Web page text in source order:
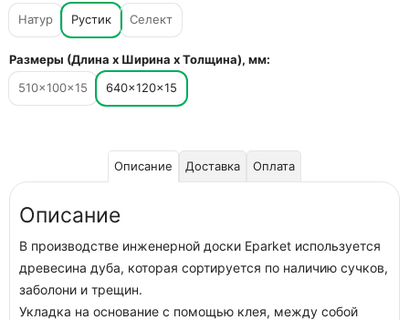
Натур
Рустик Селект
Размеры (Длина х Ширина х Толщина), мм:
510×100×15
640×120×15
Описание Доставка Оплата
Описание
В производстве инженерной доски Eparket используется
древесина дуба, которая сортируется по наличию сучков,
заболони и трещин.
Укладка на основание с помощью клея, между собой